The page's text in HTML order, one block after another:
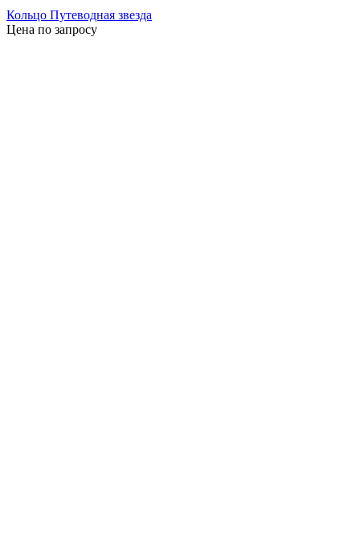
Кольцо Путеводная звезда
Цена по запросу